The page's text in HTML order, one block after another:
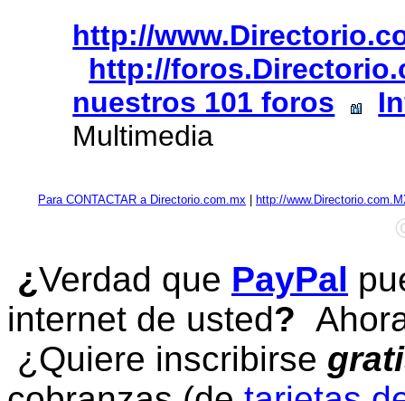
http://
http://
nuestros 101 foros
Multimedia
Para CONTACTAR a Directorio.com.mx | http://
¿Verdad que PayPal
internet de usted?
¿Quiere inscribirse